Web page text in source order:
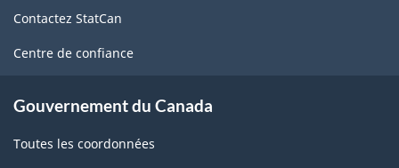
ce
site
Contactez StatCan
Centre de confiance
Gouvernement du Canada
Toutes les coordonnées